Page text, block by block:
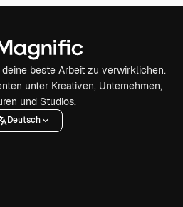
beste Arbeit zu verwirklichen.
unter Kreativen, Unternehmen,
und Studios.
Deutsch